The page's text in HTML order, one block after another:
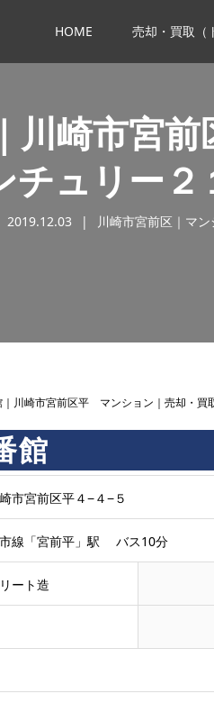
HOME 売却・買取（
川崎市宮
チュリー
2019.12.03 川崎市宮前区｜マ
｜川崎市宮前区平 マンション｜売却・買
館
市宮前区平４−４−５
線「宮前平」駅 バス10分
ート造